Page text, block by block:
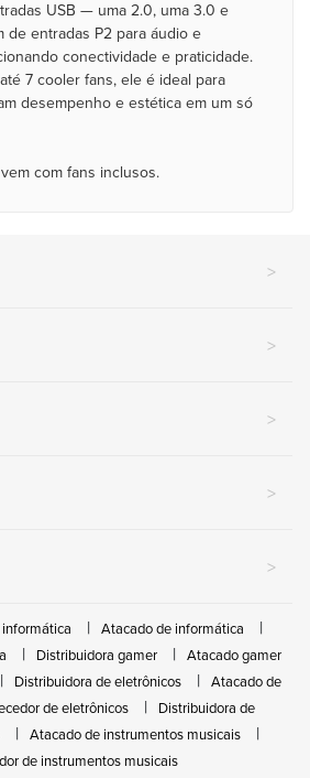
USB — uma 2.0, uma 3.0 e
de entradas P2 para áudio e
conectividade e praticidade.
7 cooler fans, ele é ideal para
desempenho e estética em um só
com fans inclusos.
>
>
>
>
>
Atacado de informática
Distribuidora gamer
Atacado gamer
Distribuidora de eletrônicos
Atacado de
de eletrônicos
Distribuidora de
Atacado de instrumentos musicais
de instrumentos musicais